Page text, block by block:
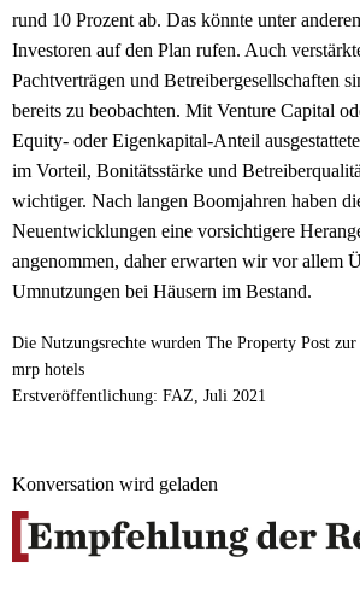
rund 10 Prozent ab. Das könnte unter
Investoren auf den Plan rufen. Auch
Pachtverträgen und Betreibergesellschaften
bereits zu beobachten. Mit Venture Capital
Equity- oder Eigenkapital-Anteil
im Vorteil, Bonitätsstärke und
wichtiger. Nach langen Boomjahren haben
Neuentwicklungen eine vorsichtigere
angenommen, daher erwarten wir vor allem
Umnutzungen bei Häusern im Bestand.
Die Nutzungsrechte wurden The Property Post
mrp hotels
Erstveröffentlichung: FAZ, Juli 2021
Konversation wird geladen